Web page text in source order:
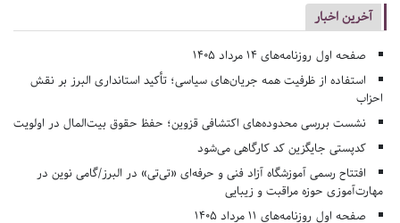
آخرین اخبار
صفحه اول روزنامه‌های 14 مرداد 1405
استفاده از ظرفیت همه جریان‌های سیاسی؛ تأکید استانداری البرز بر نقش
احزاب
نشست بررسی محدوده‌های اکتشافی قزوین؛ حفظ حقوق بیت‌المال در اولویت
کدپستی جایگزین کد کارگاهی می‌شود
افتتاح رسمی آموزشگاه آزاد فنی و حرفه‌ای «تی‌تی» در البرز/گامی نوین در
مهارت‌آموزی حوزه مراقبت و زیبایی
صفحه اول روزنامه‌های 11 مرداد 1405